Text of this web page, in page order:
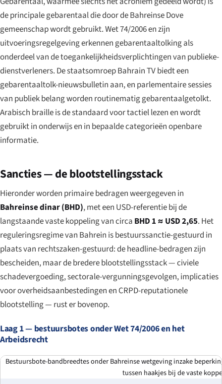
de principale gebarentaal die door de Bahreinse Dove
gemeenschap wordt gebruikt. Wet 74/2006 en zijn
uitvoeringsregelgeving erkennen gebarentaaltolking als
onderdeel van de toegankelijkheidsverplichtingen van publieke-
dienstverleners. De staatsomroep Bahrain TV biedt een
gebarentaaltolk-nieuwsbulletin aan, en parlementaire sessies
van publiek belang worden routinematig gebarentaalgetolkt.
Arabisch braille is de standaard voor tactiel lezen en wordt
gebruikt in onderwijs en in bepaalde categorieën openbare
informatie.
Sancties — de blootstellingsstack
Hieronder worden primaire bedragen weergegeven in
Bahreinse dinar (BHD), met een USD-referentie bij de
langstaande vaste koppeling van circa BHD 1 ≈ USD 2,65. Het
reguleringsregime van Bahrein is bestuurssanctie-gestuurd in
plaats van rechtszaken-gestuurd: de headline-bedragen zijn
bescheiden, maar de bredere blootstellingsstack — civiele
schadevergoeding, sectorale-vergunningsgevolgen, implicaties
voor overheidsaanbestedingen en CRPD-reputationele
blootstelling — rust er bovenop.
Laag 1 — bestuursbotes onder Wet 74/2006 en het
Arbeidsrecht
Bestuursbote-bandbreedtes onder Bahreinse wetgeving inzake
tussen haakjes bij de vaste